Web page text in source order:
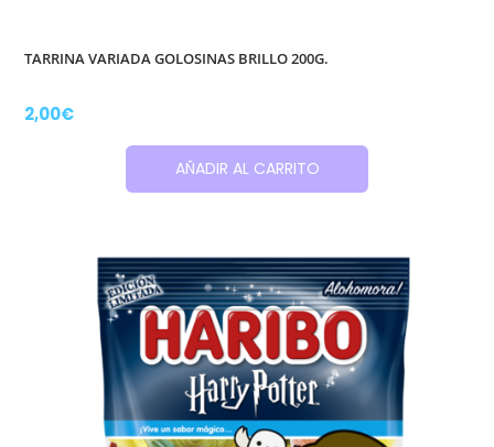
TARRINA VARIADA GOLOSINAS BRILLO 200G.
2,00€
AÑADIR AL CARRITO